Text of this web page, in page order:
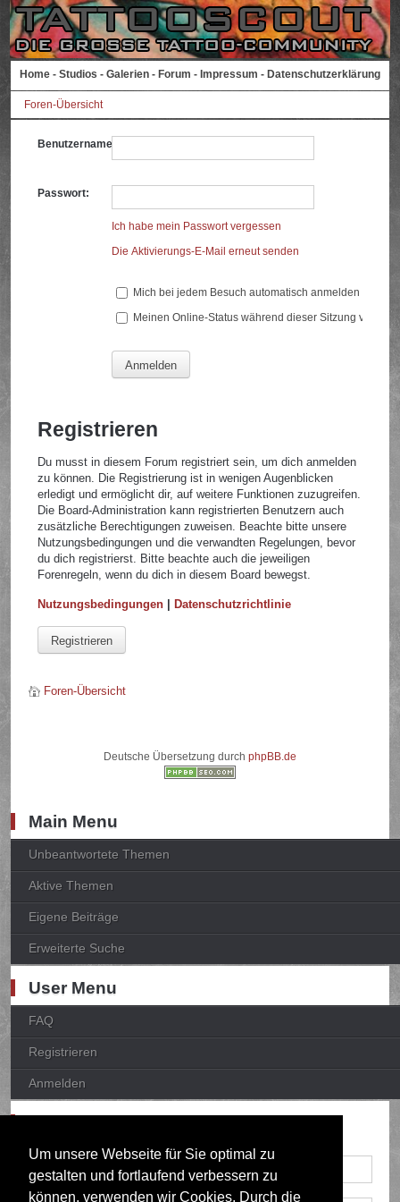
Um unsere Webseite für Sie optimal zu
gestalten und fortlaufend verbessern zu
können, verwenden wir Cookies. Durch die
Home - Studios - Galerien - Forum - Impressum - Datenschutzerklärung
Foren-Übersicht
Benutzername:
Passwort:
Ich habe mein Passwort vergessen
Die Aktivierungs-E-Mail erneut senden
Mich bei jedem Besuch automatisch anmelden
Meinen Online-Status während dieser Sitzung
Registrieren
Du musst in diesem Forum registriert sein, um dich anmelden
zu können. Die Registrierung ist in wenigen Augenblicken
erledigt und ermöglicht dir, auf weitere Funktionen zuzugreifen.
Die Board-Administration kann registrierten Benutzern auch
zusätzliche Berechtigungen zuweisen. Beachte bitte unsere
Nutzungsbedingungen und die verwandten Regelungen, bevor
du dich registrierst. Bitte beachte auch die jeweiligen
Forenregeln, wenn du dich in diesem Board bewegst.
Nutzungsbedingungen |Datenschutzrichtlinie
Registrieren
Foren-Übersicht
Deutsche Übersetzung durch phpBB.de
Main Menu
Unbeantwortete Themen
Aktive Themen
Eigene Beiträge
Erweiterte Suche
User Menu
FAQ
Registrieren
Anmelden